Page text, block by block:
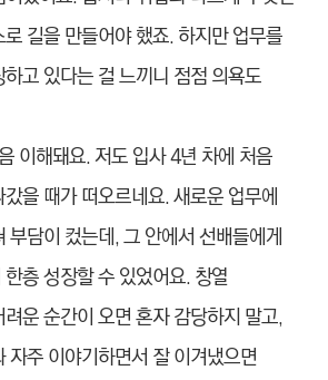
길을 만들어야 했죠. 하지만 업무를
고 있다는 걸 느끼니 점점 의욕도
이해돼요. 저도 입사 4년 차에 처음
을 때가 떠오르네요. 새로운 업무에
부담이 컸는데, 그 안에서 선배들에게
층 성장할 수 있었어요. 창열
운 순간이 오면 혼자 감당하지 말고,
자주 이야기하면서 잘 이겨냈으면